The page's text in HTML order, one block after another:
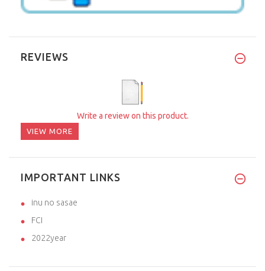
REVIEWS
Write a review on this product.
VIEW MORE
IMPORTANT LINKS
inu no sasae
FCI
2022year